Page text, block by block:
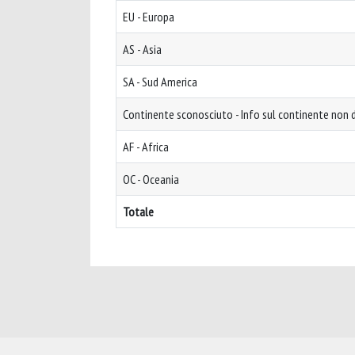
EU - Europa
AS - Asia
SA - Sud America
Continente sconosciuto - Info sul continente non
AF - Africa
OC - Oceania
Totale